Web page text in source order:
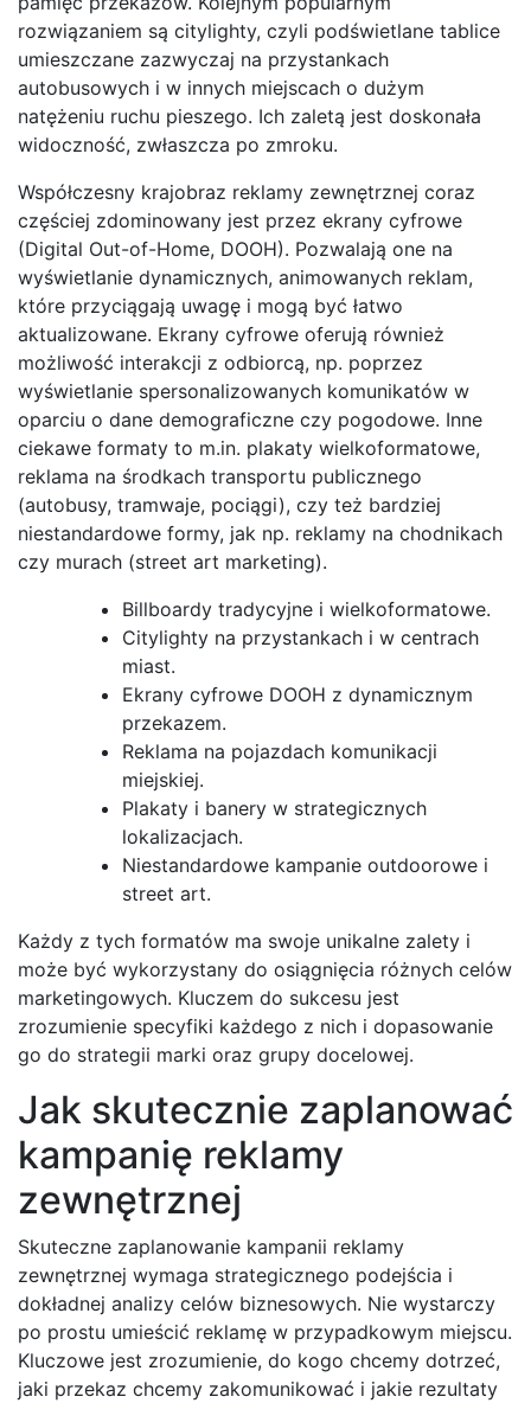
rozwiązaniem są citylighty, czyli podświetlane tablice
umieszczane zazwyczaj na przystankach
autobusowych i w innych miejscach o dużym
natężeniu ruchu pieszego. Ich zaletą jest doskonała
widoczność, zwłaszcza po zmroku.
Współczesny krajobraz reklamy zewnętrznej coraz
częściej zdominowany jest przez ekrany cyfrowe
(Digital Out-of-Home, DOOH). Pozwalają one na
wyświetlanie dynamicznych, animowanych reklam,
które przyciągają uwagę i mogą być łatwo
aktualizowane. Ekrany cyfrowe oferują również
możliwość interakcji z odbiorcą, np. poprzez
wyświetlanie spersonalizowanych komunikatów w
oparciu o dane demograficzne czy pogodowe. Inne
ciekawe formaty to m.in. plakaty wielkoformatowe,
reklama na środkach transportu publicznego
(autobusy, tramwaje, pociągi), czy też bardziej
niestandardowe formy, jak np. reklamy na chodnikach
czy murach (street art marketing).
Billboardy tradycyjne i wielkoformatowe.
Citylighty na przystankach i w centrach
miast.
Ekrany cyfrowe DOOH z dynamicznym
przekazem.
Reklama na pojazdach komunikacji
miejskiej.
Plakaty i banery w strategicznych
lokalizacjach.
Niestandardowe kampanie outdoorowe i
street art.
Każdy z tych formatów ma swoje unikalne zalety i
może być wykorzystany do osiągnięcia różnych celów
marketingowych. Kluczem do sukcesu jest
zrozumienie specyfiki każdego z nich i dopasowanie
go do strategii marki oraz grupy docelowej.
Jak skutecznie zaplanować
kampanię reklamy
zewnętrznej
Skuteczne zaplanowanie kampanii reklamy
zewnętrznej wymaga strategicznego podejścia i
dokładnej analizy celów biznesowych. Nie wystarczy
po prostu umieścić reklamę w przypadkowym miejscu.
Kluczowe jest zrozumienie, do kogo chcemy dotrzeć,
jaki przekaz chcemy zakomunikować i jakie rezultaty